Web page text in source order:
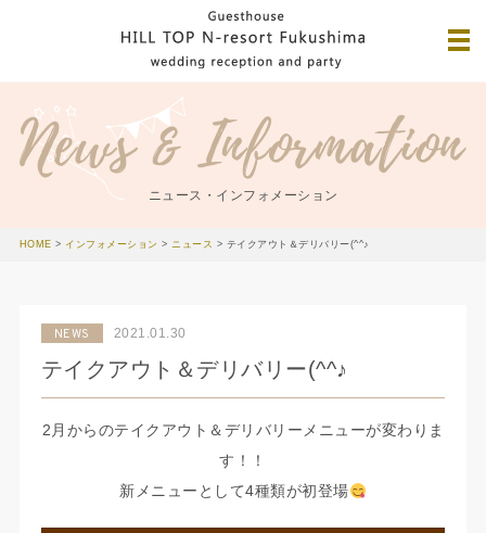
ニュース・インフォメーション
HOME > インフォメーション >ニュース > テイクアウト＆デリバリー(^^♪
NEWS 2021.01.30
テイクアウト＆デリバリー(^^♪
2月からのテイクアウト＆デリバリーメニューが変わりま
す！！
新メニューとして4種類が初登場